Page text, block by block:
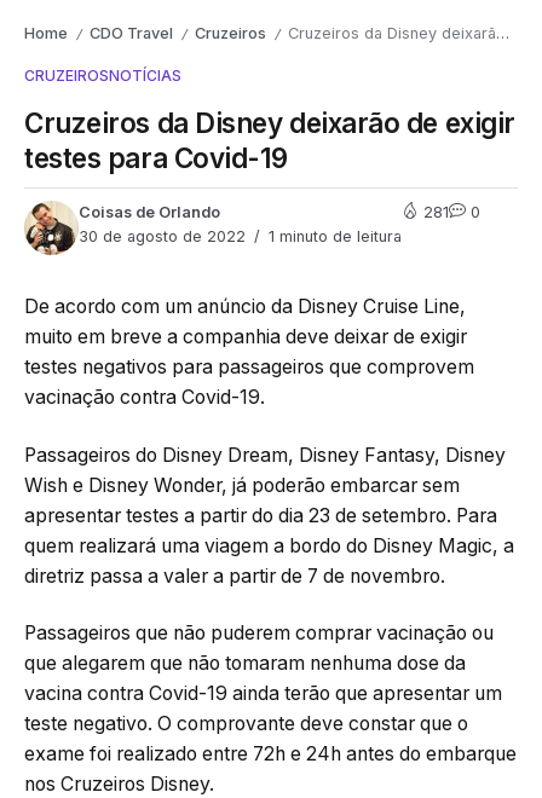
Home / CDO Travel / Cruzeiros / Cruzeiros da Disney deixarão de exigir testes para Covid-19
CRUZEIROSNOTÍCIAS
Cruzeiros da Disney deixarão de exigir
testes para Covid-19
Coisas de Orlando
30 de agosto de 2022
1 minuto de leitura
281 0
De acordo com um anúncio da Disney Cruise Line,
muito em breve a companhia deve deixar de exigir
testes negativos para passageiros que comprovem
vacinação contra Covid-19.
Passageiros do Disney Dream, Disney Fantasy, Disney
Wish e Disney Wonder, já poderão embarcar sem
apresentar testes a partir do dia 23 de setembro. Para
quem realizará uma viagem a bordo do Disney Magic, a
diretriz passa a valer a partir de 7 de novembro.
Passageiros que não puderem comprar vacinação ou
que alegarem que não tomaram nenhuma dose da
vacina contra Covid-19 ainda terão que apresentar um
teste negativo. O comprovante deve constar que o
exame foi realizado entre 72h e 24h antes do embarque
nos Cruzeiros Disney.